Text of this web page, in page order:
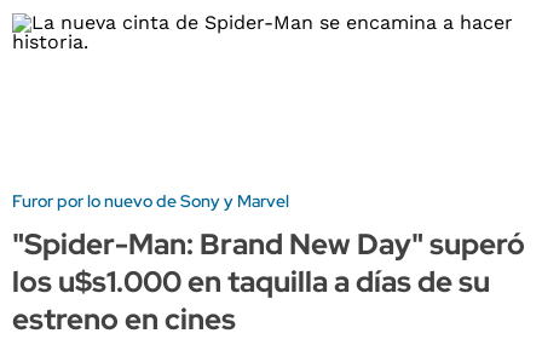
Furor por lo nuevo de Sony y Marvel
"Spider-Man: Brand New Day" superó
los u$s1.000 en taquilla a días de su
estreno en cines